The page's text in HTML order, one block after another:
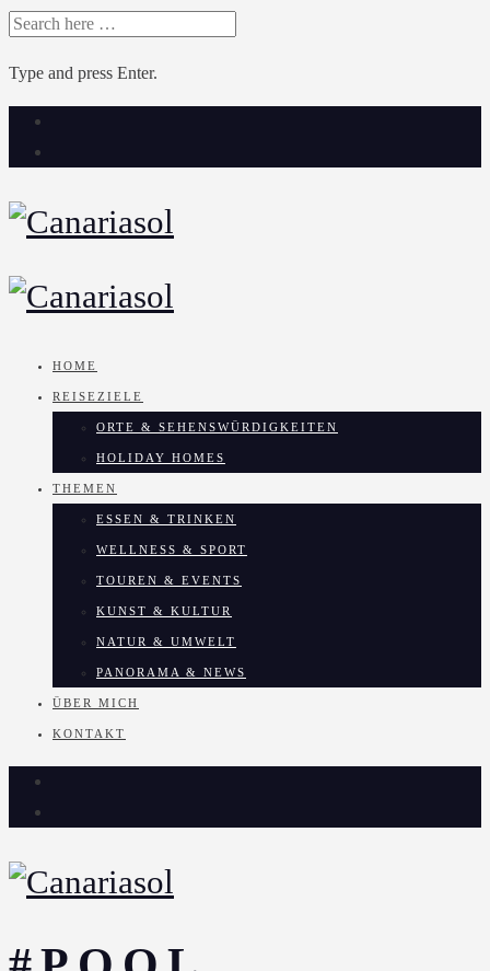
SEARCH
Type and press Enter.
Skip
HOME
REISEZIELE
ORTE & SEHENSWÜRDIGKEITEN
HOLIDAY HOMES
THEMEN
ESSEN & TRINKEN
WELLNESS & SPORT
TOUREN & EVENTS
KUNST & KULTUR
NATUR & UMWELT
PANORAMA & NEWS
ÜBER MICH
KONTAKT